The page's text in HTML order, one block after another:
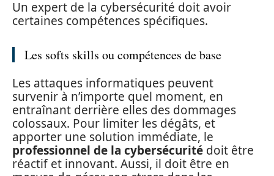
Un expert de la cybersécurité doit avoir
certaines compétences spécifiques.
Les softs skills ou compétences de base
Les attaques informatiques peuvent
survenir à n’importe quel moment, en
entraînant derrière elles des dommages
colossaux. Pour limiter les dégâts, et
apporter une solution immédiate, le
professionnel de la cybersécurité doit être
réactif et innovant. Aussi, il doit être en